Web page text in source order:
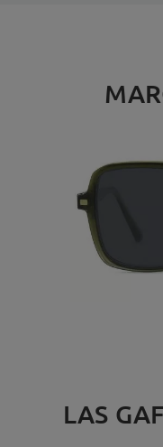
LAS